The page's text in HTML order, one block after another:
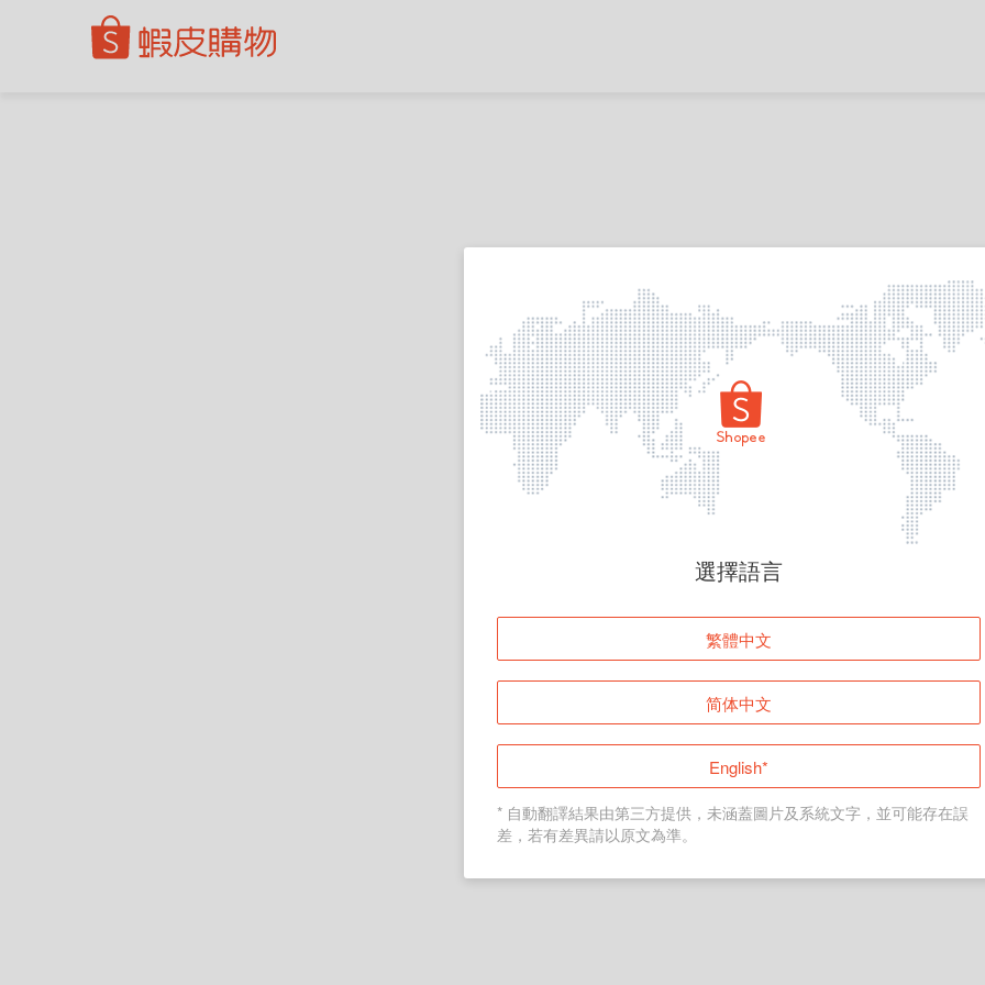
頁面無法顯示
登入
返回首頁
選擇語言
繁體中文
简体中文
English*
* 自動翻譯結果由第三方提供，未涵蓋圖片及系統文字，並可能存在誤
差，若有差異請以原文為準。